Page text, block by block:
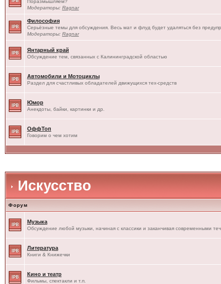
Поразмышляем?
Модераторы: Ragnar
Философия
Серьёзные темы для обсуждения. Весь мат и флуд будет удаляться без
Модераторы: Ragnar
Янтарный край
Обсуждение тем, связанных с Калининградской областью
Автомобили и Мотоциклы
Раздел для счастливых обладателей движущихся тех-средств
Юмор
Анекдоты, байки, картинки и др.
ОффТоп
Говорим о чем хотим
Искусство
Форум
Музыка
Обсуждение любой музыки, начиная с классики и заканчивая современными
Литература
Книги & Книжечки
Кино и театр
Фильмы, спектакли и т.п.